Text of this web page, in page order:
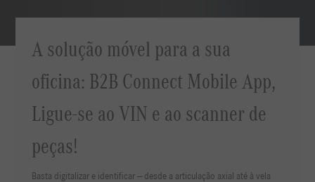
A solução móvel para a sua
oficina: B2B Connect Mobile App,
Ligue-se ao VIN e ao scanner de
peças!
Basta digitalizar e identificar — desde a articulação axial até à vela